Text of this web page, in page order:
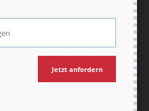
Jetzt anfordern